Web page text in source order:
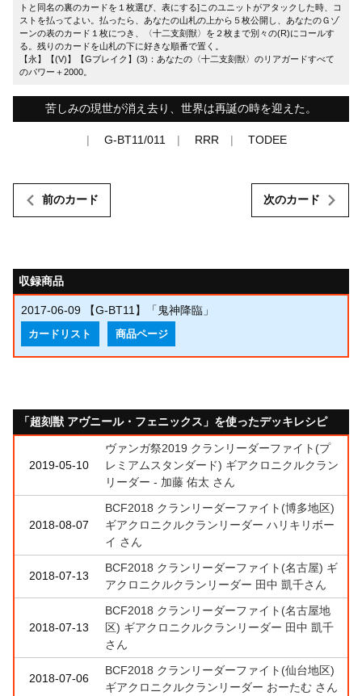
トと同名の裏のカードを１枚選び、表にする]このユニットがアタックした時、コ
ストを払ってよい。払ったら、あなたの山札の上から５枚公開し、あなたのＧゾ
ーンの表のカード１枚につき、〈十二支刻獣〉を２枚まで別々の(R)にコールす
る。残りのカードを山札の下に好きな順番で置く。
【永】【(V)】【Gブレイク】(3)：あなたの〈十二支刻獣〉のリアガードすべて
のパワー＋2000。
苦しみの現世が消え去り、世界は再誕の時を迎えた。
G-BT11/011 RRR TODEE
前のカード 次のカード
収録商品
2017-06-09 【G-BT11】「鬼神降臨」
カードリスト 商品ページ
「超刻獣 アヴニール・フェニックス」を使ったデッキレシピ
2019-05-10
ヴァンガ祭2019 クランリーダーファイト(プ
レミアムスタンダード) ギアクロニクルクラン
リーダー - 加藤 佑太 さん
2018-08-07
BCF2018 クランリーダーファイト(博多地区)
ギアクロニクルクランリーダー ハリキリボー
イ さん
2018-07-13
BCF2018 クランリーダーファイト(名古屋) ギ
アクロニクルクランリーダー 田中 凱千さん
2018-07-13
BCF2018 クランリーダーファイト(名古屋地
区) ギアクロニクルクランリーダー 田中 凱千
さん
2018-07-06
BCF2018 クランリーダーファイト(仙台地区)
ギアクロニクルクランリーダー おーたむ さん